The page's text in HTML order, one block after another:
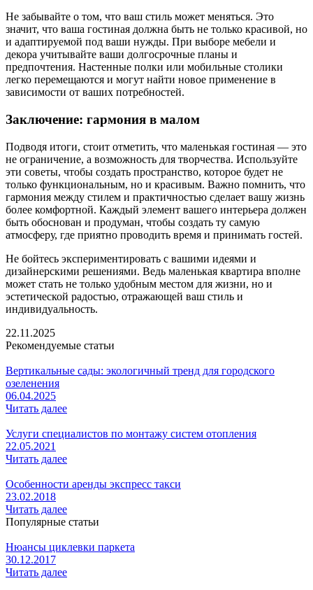
Не забывайте о том, что ваш стиль может меняться. Это
значит, что ваша гостиная должна быть не только красивой, но
и адаптируемой под ваши нужды. При выборе мебели и
декора учитывайте ваши долгосрочные планы и
предпочтения. Настенные полки или мобильные столики
легко перемещаются и могут найти новое применение в
зависимости от ваших потребностей.
Заключение: гармония в малом
Подводя итоги, стоит отметить, что маленькая гостиная — это
не ограничение, а возможность для творчества. Используйте
эти советы, чтобы создать пространство, которое будет не
только функциональным, но и красивым. Важно помнить, что
гармония между стилем и практичностью сделает вашу жизнь
более комфортной. Каждый элемент вашего интерьера должен
быть обоснован и продуман, чтобы создать ту самую
атмосферу, где приятно проводить время и принимать гостей.
Не бойтесь экспериментировать с вашими идеями и
дизайнерскими решениями. Ведь маленькая квартира вполне
может стать не только удобным местом для жизни, но и
эстетической радостью, отражающей ваш стиль и
индивидуальность.
22.11.2025
Рекомендуемые статьи
Вертикальные сады: экологичный тренд для городского
озеленения
06.04.2025
Читать далее
Услуги специалистов по монтажу систем отопления
22.05.2021
Читать далее
Особенности аренды экспресс такси
23.02.2018
Читать далее
Популярные статьи
Нюансы циклевки паркета
30.12.2017
Читать далее